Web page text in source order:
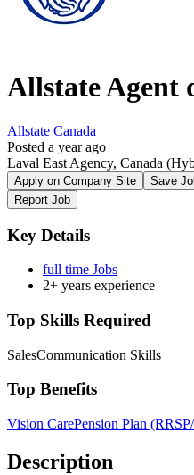
Allstate Agent
Allstate Canada
Posted a year ago
Laval East Agency, Canada
Apply on Company Site
Save
Report Job
Key Details
full time Jobs
2+ years experience
Top Skills Required
SalesCommunication Skills
Top Benefits
Vision CarePension Plan
Description